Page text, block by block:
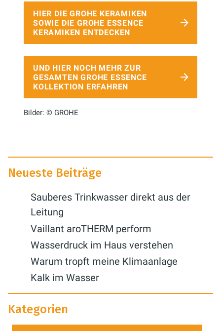
HIER DIE GROHE KERAMIKEN
SOWIE DIE GROHE ESSENCE
KERAMIKEN ENTDECKEN
UND HIER NOCH MEHR ZUR
GESAMTEN GROHE ESSENCE
KOLLEKTION ERFAHREN
Bilder: © GROHE
Neueste Beiträge
Sauberes Trinkwasser direkt aus der
Leitung
Vaillant aroTHERM perform
Wasserdruck im Haus verstehen
Warum tropft meine Klimaanlage
Kalk im Wasser
Kategorien